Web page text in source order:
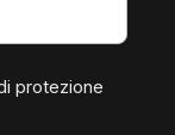
protezione